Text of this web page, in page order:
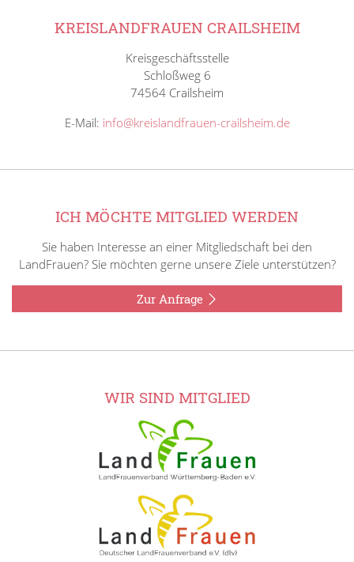
KREISLANDFRAUEN CRAILSHEIM
Kreisgeschäftsstelle
Schloßweg 6
74564 Crailsheim
E-Mail: info@kreislandfrauen-crailsheim.de
ICH MÖCHTE MITGLIED WERDEN
Sie haben Interesse an einer Mitgliedschaft bei den
LandFrauen? Sie möchten gerne unsere Ziele unterstützen?
Zur Anfrage
WIR SIND MITGLIED